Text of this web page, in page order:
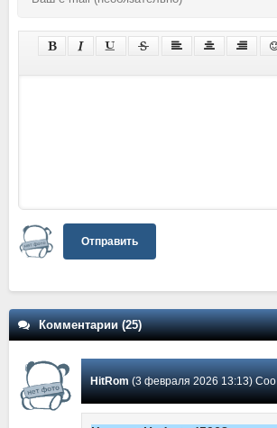
Отправить
Комментарии (25)
HitRom(3 февраля 2026 13:13) Сообщение #20